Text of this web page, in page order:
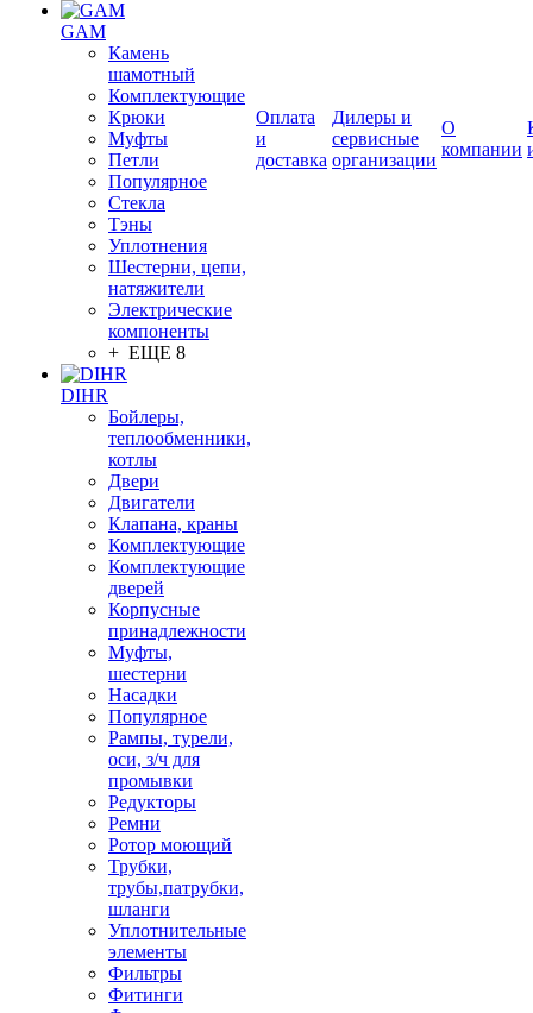
GAM
Камень
шамотный
Комплектующие
Крюки
Муфты
Петли
Популярное
Стекла
Тэны
Уплотнения
Шестерни, цепи,
натяжители
Электрические
компоненты
+ ЕЩЕ 8
DIHR
Бойлеры,
теплообменники,
котлы
Двери
Двигатели
Клапана, краны
Комплектующие
Комплектующие
дверей
Корпусные
принадлежности
Муфты,
шестерни
Насадки
Популярное
Рампы, турели,
оси, з/ч для
промывки
Редукторы
Ремни
Ротор моющий
Трубки,
трубы,патрубки,
шланги
Уплотнительные
элементы
Фильтры
Фитинги
Оплата
и
доставка
Дилеры и
сервисные
организации
О
компании